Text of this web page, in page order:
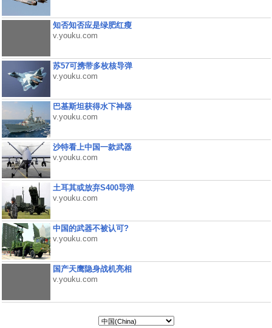
知否知否应是绿肥红瘦
v.youku.com
苏57可携带多枚核导弹
v.youku.com
巴基斯坦获得水下神器
v.youku.com
沙特看上中国一款武器
v.youku.com
土耳其或放弃S400导弹
v.youku.com
中国的武器不被认可?
v.youku.com
国产天鹰隐身战机亮相
v.youku.com